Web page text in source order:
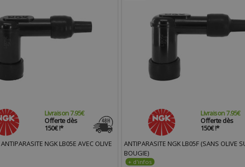
Livraison 7.95€
Offerte dès
150€ !*
ANTIPARASITE NGK LB05E AVEC OLIVE
Livraison 7.95€
Offerte dès
150€ !*
ANTIPARASITE NGK LB05F (SANS OLIVE
BOUGIE)
Téléphone :